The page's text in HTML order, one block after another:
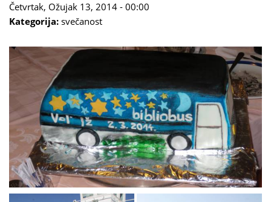
Četvrtak, Ožujak 13, 2014 - 00:00
Kategorija: svečanost